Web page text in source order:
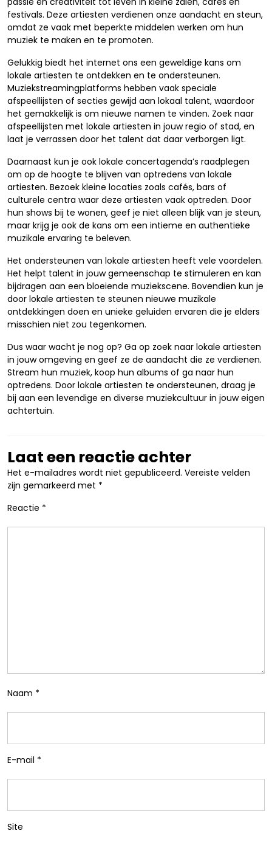
festivals. Deze artiesten verdienen onze aandacht en steun,
omdat ze vaak met beperkte middelen werken om hun
muziek te maken en te promoten.
Gelukkig biedt het internet ons een geweldige kans om
lokale artiesten te ontdekken en te ondersteunen.
Muziekstreamingplatforms hebben vaak speciale
afspeellijsten of secties gewijd aan lokaal talent, waardoor
het gemakkelijk is om nieuwe namen te vinden. Zoek naar
afspeellijsten met lokale artiesten in jouw regio of stad, en
laat je verrassen door het talent dat daar verborgen ligt.
Daarnaast kun je ook lokale concertagenda’s raadplegen
om op de hoogte te blijven van optredens van lokale
artiesten. Bezoek kleine locaties zoals cafés, bars of
culturele centra waar deze artiesten vaak optreden. Door
hun shows bij te wonen, geef je niet alleen blijk van je steun,
maar krijg je ook de kans om een intieme en authentieke
muzikale ervaring te beleven.
Het ondersteunen van lokale artiesten heeft vele voordelen.
Het helpt talent in jouw gemeenschap te stimuleren en kan
bijdragen aan een bloeiende muziekscene. Bovendien kun je
door lokale artiesten te steunen nieuwe muzikale
ontdekkingen doen en unieke geluiden ervaren die je elders
misschien niet zou tegenkomen.
Dus waar wacht je nog op? Ga op zoek naar lokale artiesten
in jouw omgeving en geef ze de aandacht die ze verdienen.
Stream hun muziek, koop hun albums of ga naar hun
optredens. Door lokale artiesten te ondersteunen, draag je
bij aan een levendige en diverse muziekcultuur in jouw eigen
achtertuin.
Laat een reactie achter
Het e-mailadres wordt niet gepubliceerd. Vereiste velden
zijn gemarkeerd met *
Reactie *
Naam *
E-mail *
Site